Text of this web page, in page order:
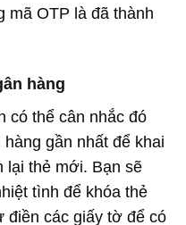
mã OTP là đã thành
hàng
có thể cân nhắc đó
gần nhất để khai
lại thẻ mới. Bạn sẽ
tình để khóa thẻ
điền các giấy tờ để có